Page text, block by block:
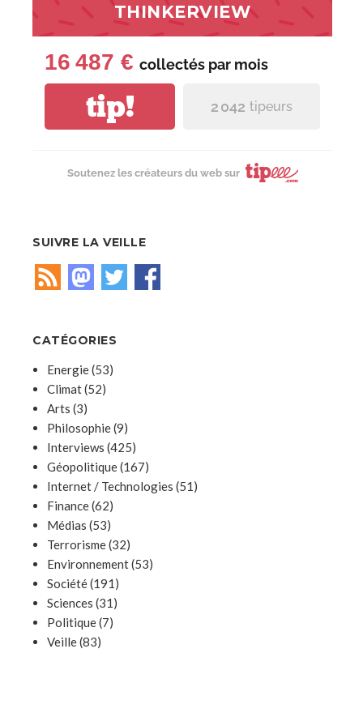
THINKERVIEW
16 487 € collectés par mois
tip! 2 042 tipeurs
Soutenez les créateurs du web sur
SUIVRE LA VEILLE
CATÉGORIES
Energie(53)
Climat(52)
Arts (3)
Philosophie(9)
Interviews (425)
Géopolitique(167)
Internet / Technologies (51)
Finance(62)
Médias (53)
Terrorisme(32)
Environnement(53)
Société(191)
Sciences (31)
Politique(7)
Veille(83)